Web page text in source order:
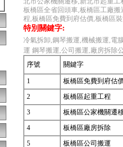
板橋區全省回頭車,板橋區工廠
程,板橋區免費到府估價,板橋區
特別關鍵字:
冷氣拆卸,鋼琴搬運,機械搬運,電
運 鋼琴搬運,公司搬運,廠房拆除
序號
關鍵字
1 板橋區免費到府估
2 板橋區起重工程
3 板橋區公家機關遷
4 板橋區廠房拆除
5 板橋區公司搬運